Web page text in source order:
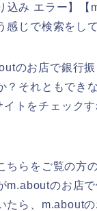
込み エラー】【
じで検索をして
のお店で銀行
？それともでき
トをチェック
ちらをご覧の方
m.aboutのお店
たら、m.about